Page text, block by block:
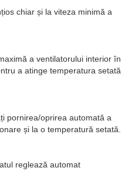
chiar și la viteza minimă a
a ventilatorului interior în
a atinge temperatura setată
pornirea/oprirea automată a
și la o temperatură setată.
reglează automat